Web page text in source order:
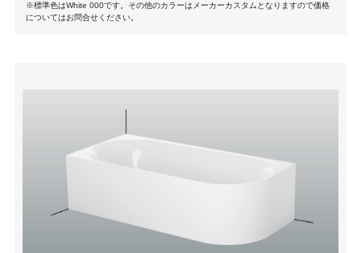
※標準色はWhite 000です。その他のカラーはメーカーカスタムとなりますので価格
についてはお問合せください。